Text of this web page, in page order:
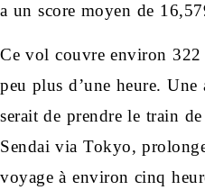
a un score moyen de
Ce vol couvre environ 322
peu plus d’une heure. Une
serait de prendre le train
Sendai via Tokyo,
voyage à environ cinq